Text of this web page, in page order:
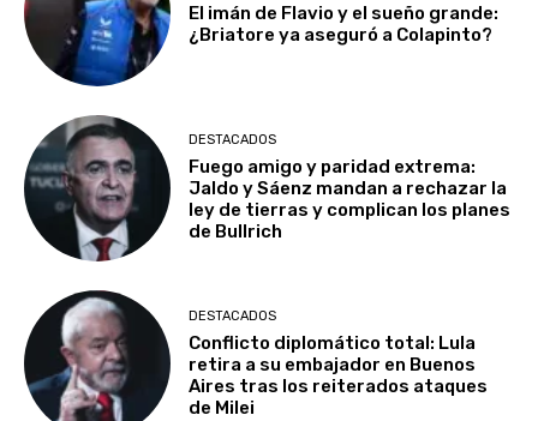
El imán de Flavio y el sueño grande:
¿Briatore ya aseguró a Colapinto?
DESTACADOS
Fuego amigo y paridad extrema:
Jaldo y Sáenz mandan a rechazar la
ley de tierras y complican los planes
de Bullrich
DESTACADOS
Conflicto diplomático total: Lula
retira a su embajador en Buenos
Aires tras los reiterados ataques
de Milei